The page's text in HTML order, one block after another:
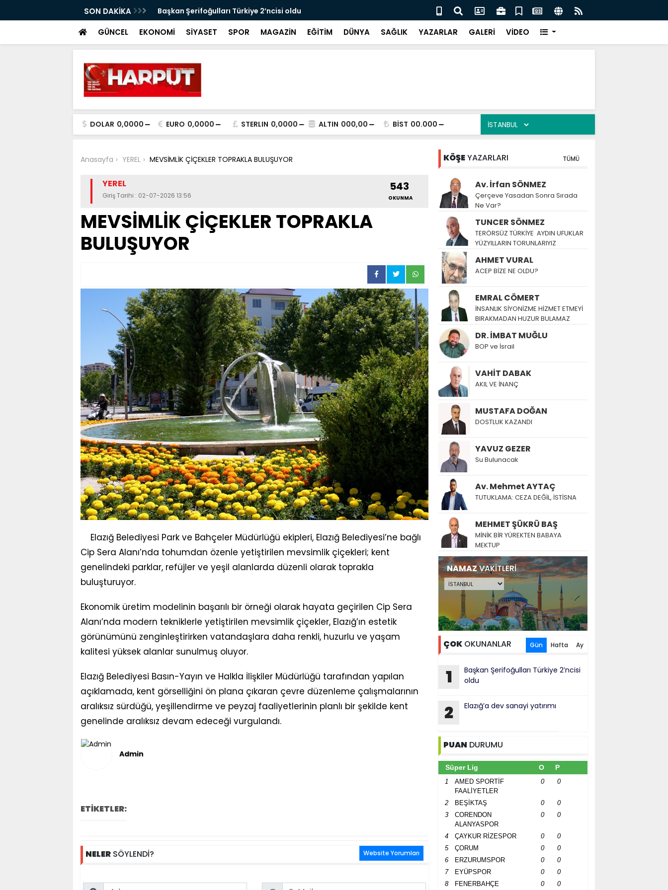
SON DAKİKA Başkan Şerifoğulları Türkiye 2’ncisi oldu Haykır’dan festivaldeki görüntülere tepki
GÜNCEL EKONOMİ SİYASET SPOR MAGAZİN EĞİTİM DÜNYA SAĞLIK YAZARLAR GALERİ VİDEO
DOLAR 0,0000 EURO 0,0000 STERLIN 0,0000 ALTIN 000,00 BİST 00.000
Anasayfa YEREL MEVSİMLİK ÇİÇEKLER TOPRAKLA BULUŞUYOR
YEREL
Giriş Tarihi : 02-07-2026 13:56
543
OKUNMA
MEVSİMLİK ÇİÇEKLER TOPRAKLA
BULUŞUYOR
Elazığ Belediyesi Park ve Bahçeler Müdürlüğü ekipleri, Elazığ Belediyesi’ne bağlı
Cip Sera Alanı’nda tohumdan özenle yetiştirilen mevsimlik çiçekleri; kent
genelindeki parklar, refüjler ve yeşil alanlarda düzenli olarak toprakla
buluşturuyor.
Ekonomik üretim modelinin başarılı bir örneği olarak hayata geçirilen Cip Sera
Alanı’nda modern tekniklerle yetiştirilen mevsimlik çiçekler, Elazığ’ın estetik
görünümünü zenginleştirirken vatandaşlara daha renkli, huzurlu ve yaşam
kalitesi yüksek alanlar sunulmuş oluyor.
Elazığ Belediyesi Basın-Yayın ve Halkla İlişkiler Müdürlüğü tarafından yapılan
açıklamada, kent görselliğini ön plana çıkaran çevre düzenleme çalışmalarının
aralıksız sürdüğü, yeşillendirme ve peyzaj faaliyetlerinin planlı bir şekilde kent
genelinde aralıksız devam edeceği vurgulandı.
Admin
ETİKETLER:
NELER SÖYLENDİ? Website Yorumları
Name Email
KÖŞEYAZARLARI TÜMÜ
Av. İrfan SÖNMEZ
Çerçeve Yasadan Sonra Sırada
Ne Var?
TUNCER SÖNMEZ
TERÖRSÜZ TÜRKİYE AYDIN UFUKLAR
YÜZYILLARIN TORUNLARIYIZ
AHMET VURAL
ACEP BİZE NE OLDU?
EMRAL CÖMERT
İNSANLIK SİYONİZME HİZMET ETMEYİ
BIRAKMADAN HUZUR BULAMAZ
DR. İMBAT MUĞLU
BOP ve İsrail
VAHİT DABAK
AKIL VE İNANÇ
MUSTAFA DOĞAN
DOSTLUK KAZANDI
YAVUZ GEZER
Su Bulunacak
Av. Mehmet AYTAÇ
TUTUKLAMA: CEZA DEĞİL, İSTİSNA
MEHMET ŞÜKRÜ BAŞ
MİNİK BİR YÜREKTEN BABAYA
MEKTUP
NAMAZVAKİTLERİ
ÇOK OKUNANLAR Gün Hafta Ay
1
Başkan Şerifoğulları Türkiye 2’ncisi
oldu
2 Elazığ’a dev sanayi yatırımı
PUAN DURUMU
Süper Lig O P
1
AMED SPORTİF
FAALİYETLER
0 0
2 BEŞİKTAŞ 0
0
3
CORENDON
ALANYASPOR
0 0
4 ÇAYKUR RİZESPOR 0
0
5
ÇORUM 0
0
6
ERZURUMSPOR 0
0
7
EYÜPSPOR 0
0
8
FENERBAHÇE 0 0